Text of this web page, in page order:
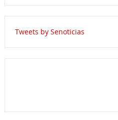
Tweets by Senoticias